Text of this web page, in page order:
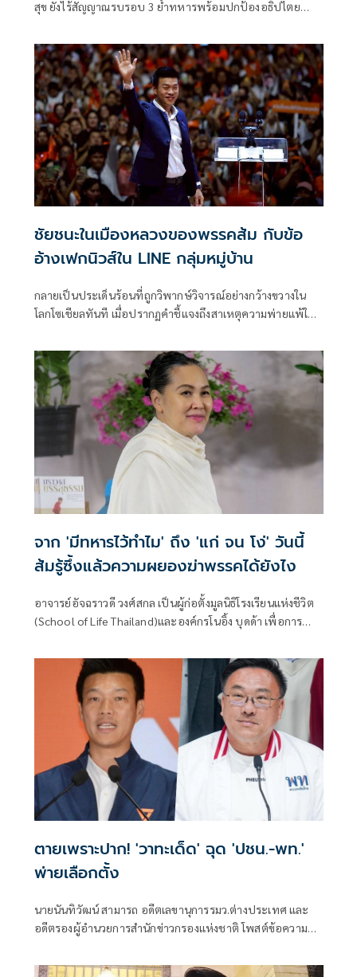
สุข ยังไร้สัญญาณรบรอบ 3 ย้ำทหารพร้อมปกป้องอธิปไตย
คุณภาพทหารชายแดน- ชั้นผู้น้อย
ชัยชนะในเมืองหลวงของพรรคส้ม กับข้อ
อ้างเฟกนิวส์ใน LINE กลุ่มหมู่บ้าน
กลายเป็นประเด็นร้อนที่ถูกวิพากษ์วิจารณ์อย่างกว้างขวางใน
โลกโซเชียลทันที เมื่อปรากฏคำชี้แจงถึงสาเหตุความพ่ายแพ้ใน
หลักความจริงอย่างย้อนแย้ง
จาก 'มีทหารไว้ทำไม' ถึง 'แก่ จน โง่' วันนี้
ส้มรู้ซึ้งแล้วความผยองฆ่าพรรคได้ยังไง
อาจารย์อัจฉราวดี วงศ์สกล เป็นผู้ก่อตั้งมูลนิธิโรงเรียนแห่งชีวิต
(School of Life Thailand)และองค์กรโนอิ้ง บุดด้า เพื่อการ
ตายเพราะปาก! 'วาทะเด็ด' ฉุด 'ปชน.-พท.'
พ่ายเลือกตั้ง
นายนันทิวัฒน์ สามารถ อดีตเลขานุการรมว.ต่างประเทศ และ
อดีตรองผู้อำนวยการสำนักข่าวกรองแห่งชาติ โพสต์ข้อความ